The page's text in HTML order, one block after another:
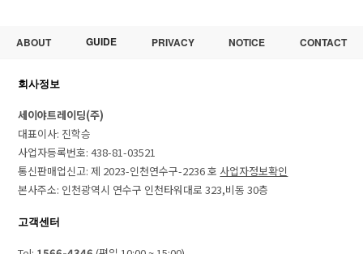
ABOUT GUIDE PRIVACY NOTICE CONTACT
회사정보
세이야트레이딩(주)
대표이사: 진학승
사업자등록번호: 438-81-03521
통신판매업신고: 제 2023-인천연수구-2236 호 사업자정보확인
본사주소: 인천광역시 연수구 인천타워대로 323,비동 30층
고객센터